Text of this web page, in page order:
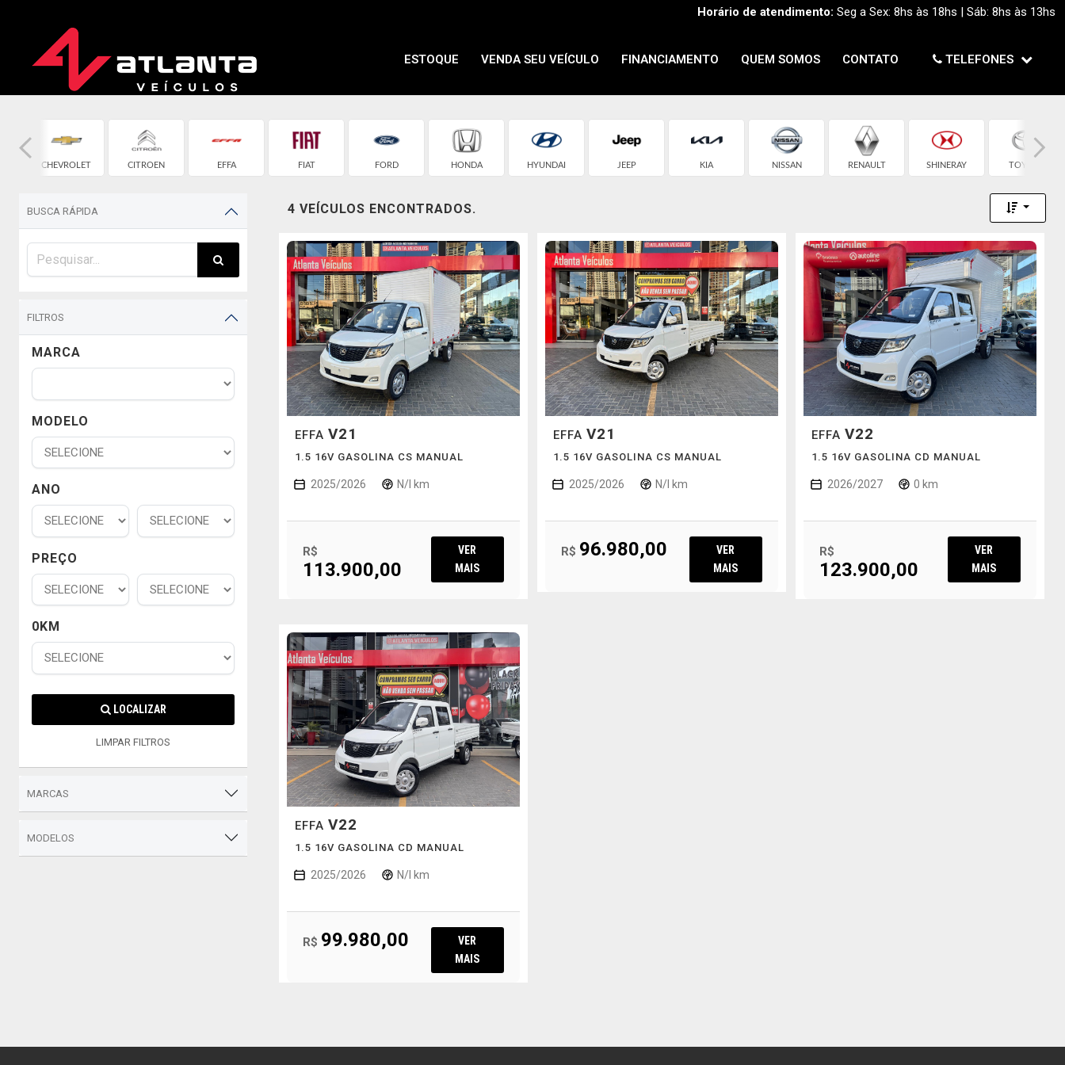
Horário de atendimento: Seg a Sex: 8hs às 18hs | Sáb: 8hs às 13hs
ESTOQUE VENDA SEU VEÍCULO FINANCIAMENTO QUEM SOMOS CONTATO TELEFONES
CHEVROLET CITROEN EFFA FIAT FORD HONDA HYUNDAI JEEP KIA NISSAN RENAULT SHINERAY TOYOTA
BUSCA RÁPIDA
FILTROS
MARCA
MODELO
ANO
PREÇO
0KM
LOCALIZAR
LIMPAR FILTROS
MARCAS
MODELOS
4 VEÍCULOS ENCONTRADOS. Toggle
EFFA V21
1.5 16V GASOLINA CS MANUAL
2025/2026 N/I km
R$
113.900,00
VER
MAIS
EFFA V21
1.5 16V GASOLINA CS MANUAL
2025/2026 N/I km
R$ 96.980,00
VER
MAIS
EFFA V22
1.5 16V GASOLINA CD MANUAL
2026/2027 0 km
R$
123.900,00
VER
MAIS
EFFA V22
1.5 16V GASOLINA CD MANUAL
2025/2026 N/I km
R$ 99.980,00
VER
MAIS